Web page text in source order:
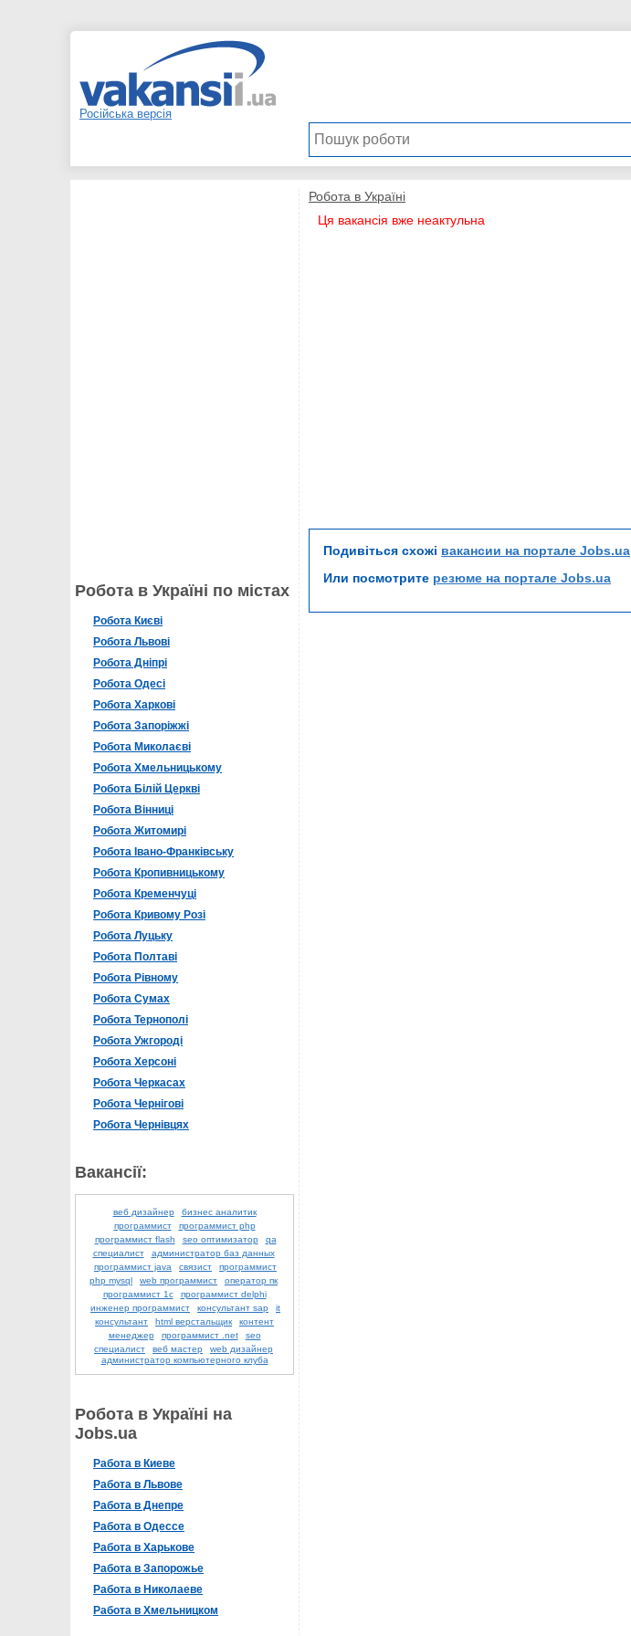
Російська версія
Робота в Україні по містах
Робота Києві
Робота Львові
Робота Дніпрі
Робота Одесі
Робота Харкові
Робота Запоріжжі
Робота Миколаєві
Робота Хмельницькому
Робота Білій Церкві
Робота Вінниці
Робота Житомирі
Робота Івано-Франківську
Робота Кропивницькому
Робота Кременчуці
Робота Кривому Розі
Робота Луцьку
Робота Полтаві
Робота Рівному
Робота Сумах
Робота Тернополі
Робота Ужгороді
Робота Херсоні
Робота Черкасах
Робота Чернігові
Робота Чернівцях
Вакансії:
веб дизайнер
бизнес аналитик
программист
программист php
программист flash
seo оптимизатор
qa
специалист
администратор баз данных
программист java
связист
программист
php mysql
web программист
оператор пк
программист 1с
программист delphi
инженер программист
консультант sap
it
консультант
html верстальщик
контент
менеджер
программист .net
seo
специалист
веб мастер
web дизайнер
администратор компьютерного клуба
Робота в Україні на
Jobs.ua
Работа в Киеве
Работа в Львове
Работа в Днепре
Работа в Одессе
Работа в Харькове
Работа в Запорожье
Работа в Николаеве
Работа в Хмельницком
Робота в Україні
Ця вакансія вже неактульна
Подивіться схожі вакансии на портале Jobs.ua
Или посмотрите резюме на портале Jobs.ua